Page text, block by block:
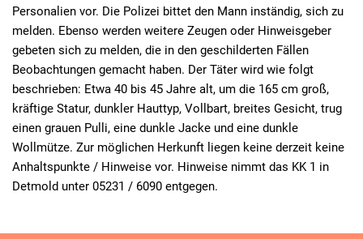
Personalien vor. Die Polizei bittet den Mann inständig, sich zu
melden. Ebenso werden weitere Zeugen oder Hinweisgeber
gebeten sich zu melden, die in den geschilderten Fällen
Beobachtungen gemacht haben. Der Täter wird wie folgt
beschrieben: Etwa 40 bis 45 Jahre alt, um die 165 cm groß,
kräftige Statur, dunkler Hauttyp, Vollbart, breites Gesicht, trug
einen grauen Pulli, eine dunkle Jacke und eine dunkle
Wollmütze. Zur möglichen Herkunft liegen keine derzeit keine
Anhaltspunkte / Hinweise vor. Hinweise nimmt das KK 1 in
Detmold unter 05231 / 6090 entgegen.